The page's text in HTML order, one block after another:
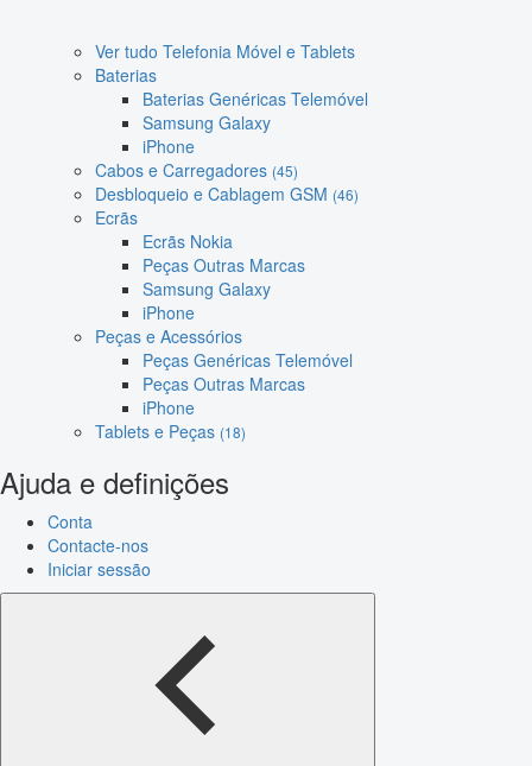
Ver tudo Telefonia Móvel e Tablets
Baterias
Baterias Genéricas Telemóvel
Samsung Galaxy
iPhone
Cabos e Carregadores (45)
Desbloqueio e Cablagem GSM (46)
Ecrãs
Ecrãs Nokia
Peças Outras Marcas
Samsung Galaxy
iPhone
Peças e Acessórios
Peças Genéricas Telemóvel
Peças Outras Marcas
iPhone
Tablets e Peças (18)
Ajuda e definições
Conta
Contacte-nos
Iniciar sessão